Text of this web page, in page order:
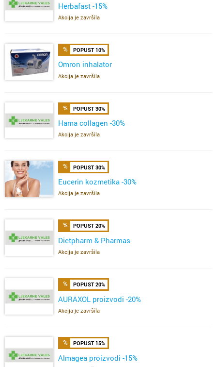
Herbafast -15%
Akcija je završila
POPUST 10%
Omron inhalator
Akcija je završila
POPUST 30%
Hama collagen -30%
Akcija je završila
POPUST 30%
Eucerin kozmetika -30%
Akcija je završila
POPUST 20%
Dietpharm & Pharmas
Akcija je završila
POPUST 20%
AURAXOL proizvodi -20%
Akcija je završila
POPUST 15%
Almagea proizvodi -15%